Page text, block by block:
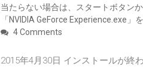
当たらない場合は、スタートボタン
「NVIDIA GeForce Experience.exe」
4 Comments
2015年4月30日 インストールが終